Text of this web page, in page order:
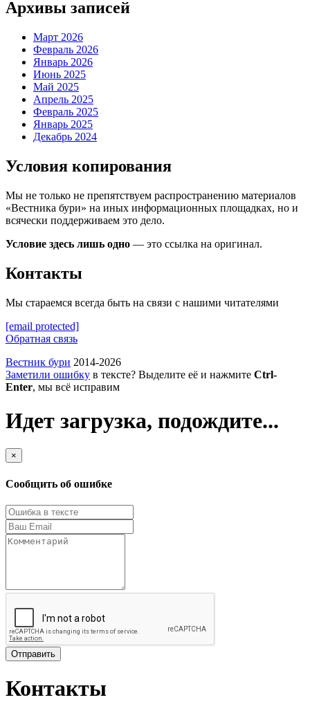
Архивы записей
Март 2026
Февраль 2026
Январь 2026
Июнь 2025
Май 2025
Апрель 2025
Февраль 2025
Январь 2025
Декабрь 2024
Условия копирования
Мы не только не препятствуем распространению материалов
«Вестника бури» на иных информационных площадках, но и
всячески поддерживаем это дело.
Условие здесь лишь одно — это ссылка на оригинал.
Контакты
Мы стараемся всегда быть на связи с нашими читателями
[email protected]
Обратная связь
Вестник бури 2014-2026
Заметили ошибку в тексте? Выделите её и нажмите Ctrl-
Enter, мы всё исправим
Идет загрузка, подождите...
×
Сообщить об ошибке
Отправить
Контакты